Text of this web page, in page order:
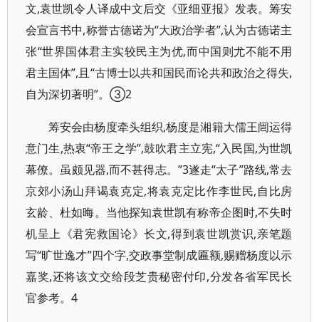
文,袁世凯令人译成中文后交《亚细亚报》发表。筹安
会宣言书中,称誉古德诺为“大政治学者”,认为古德诺主
张“世界国体君主实较民主为优,而中国则尤不能不用
君主国体”,且“古博士以共和国民而论共和政治之得失,
自为深切著明”。③2
筹安会由杨度牵头组织,杨度是湘籍大儒王闿运得
意门生,热衷“帝王之学”,鼓吹君主立宪,“入民国,为世凯
幕僚。虽颇见器,而不甚得志。”3遂走“太子”路线,常去
京郊小汤山拜谒袁克定,将袁克定比作李世民,自比房
玄龄、杜如晦。当他探知袁世凯有称帝企图时,不失时
机呈上《君宪救国论》长文,得到袁世凯赏识,亲笔题
写“旷世逸才”四个字,交政事堂制成匾额,赐赠杨度以示
嘉奖,还将该文交给段芝贵秘密付印,分发各省军民长
官参考。4